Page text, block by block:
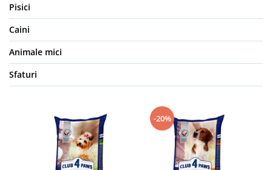
Pisici
Caini
Animale mici
Sfaturi
-20%